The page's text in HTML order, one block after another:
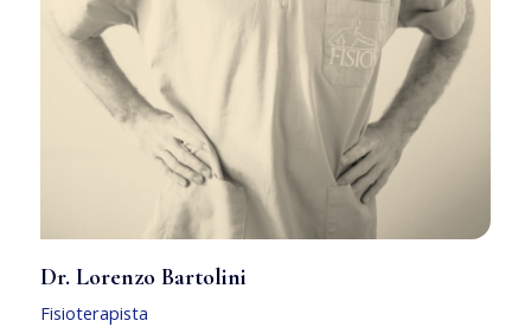
Dr. Lorenzo Bartolini
Fisioterapista